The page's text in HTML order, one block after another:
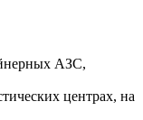
АЗС,
центрах, на